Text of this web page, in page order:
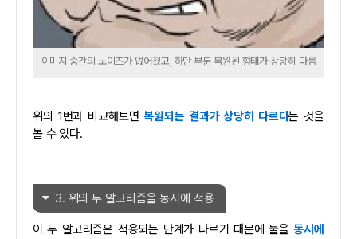
이미지 중간의 노이즈가 없어졌고, 하단 부분 복원된 형태가 상당히 다름
위의 1번과 비교해보면복원되는 결과가 상당히 다르다는 것을
볼 수 있다.
3. 위의 두 알고리즘을 동시에 적용
이 두 알고리즘은 적용되는 단계가 다르기 때문에 둘을동시에